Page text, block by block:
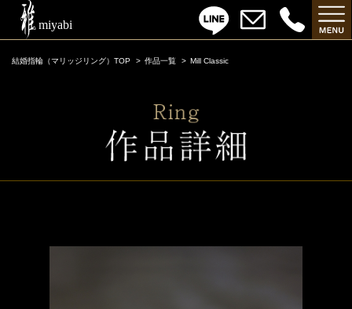
結婚指輪（マリッジリング）TOP 作品一覧 Mill Classic